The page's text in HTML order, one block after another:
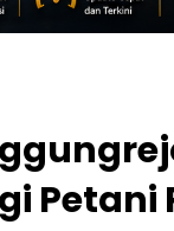
Petani